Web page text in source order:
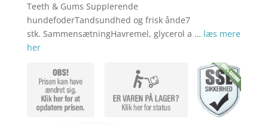
Teeth & Gums Supplerende
hundefoderTandsundhed og frisk ånde7
stk. SammensætningHavremel, glycerol a … læs mere
her